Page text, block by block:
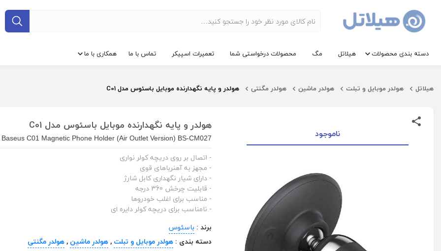
دسته بندی محصولات هیلاتل مگ محصولات درخواستی شما تعمیرات اسپیکر تماس با ما همکاری با ما
هیلاتل هولدر موبایل و تبلت هولدر ماشین هولدر مگنتی هولدر و پایه نگهدارنده موبایل باسئوس مدل C01
ناموجود
هولدر و پایه نگهدارنده موبایل باسئوس مدل C01
Baseus C01 Magnetic Phone Holder (Air Outlet Version) BS-CM027
- اتصال بر روی دریچه کولر نواری
- مجهز به آهنرباهای قوی
- دارای شیار نگهداری کابل شارژ
- قابلیت چرخش 360 درجه
- مناسب برای اغلب خودروها
- نامناسب برای دریچه کولر دایره ای
برند : باسئوس
دسته بندی :هولدر موبایل و تبلت ,هولدر ماشین ,هولدر مگنتی